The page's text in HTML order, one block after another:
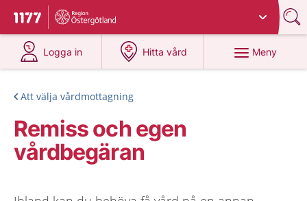
Till startsidan för 1177
Du har valt region
Logga in
på 1177.se
Hitta vård
på 1177.se
Meny
Att välja vårdmottagning
Remiss och egen
vårdbegäran